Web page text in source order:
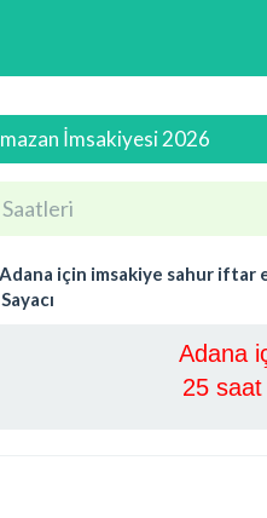
İmsakiyesi 2026
için imsakiye sahur
Adana
25